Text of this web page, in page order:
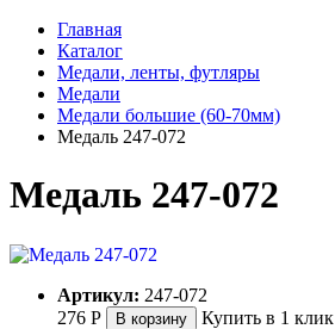
Главная
Каталог
Медали, ленты, футляры
Медали
Медали большие (60‑70мм)
Медаль 247‑072
Медаль 247‑072
Артикул: 247-072
276 Р В корзину Купить в 1 клик